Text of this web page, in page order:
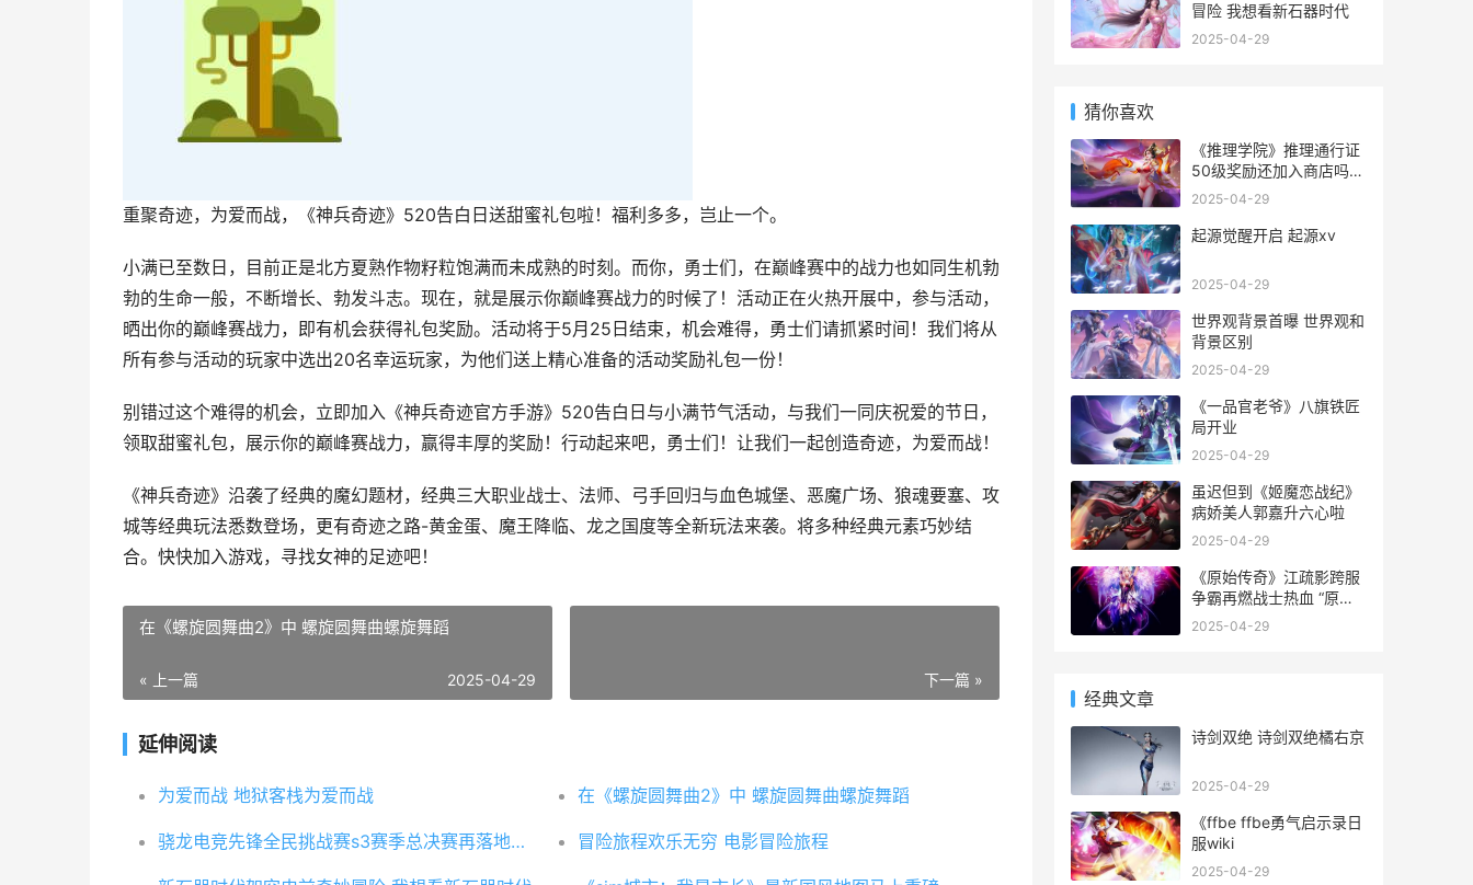
重聚奇迹，为爱而战，《神兵奇迹》520告白日送甜蜜礼包啦！福利多多，岂止一个。
小满已至数日，目前正是北方夏熟作物籽粒饱满而未成熟的时刻。而你，勇士们，在巅峰赛中的战力也如同生机勃
勃的生命一般，不断增长、勃发斗志。现在，就是展示你巅峰赛战力的时候了！活动正在火热开展中，参与活动，
晒出你的巅峰赛战力，即有机会获得礼包奖励。活动将于5月25日结束，机会难得，勇士们请抓紧时间！我们将从
所有参与活动的玩家中选出20名幸运玩家，为他们送上精心准备的活动奖励礼包一份！
别错过这个难得的机会，立即加入《神兵奇迹官方手游》520告白日与小满节气活动，与我们一同庆祝爱的节日，
领取甜蜜礼包，展示你的巅峰赛战力，赢得丰厚的奖励！行动起来吧，勇士们！让我们一起创造奇迹，为爱而战！
《神兵奇迹》沿袭了经典的魔幻题材，经典三大职业战士、法师、弓手回归与血色城堡、恶魔广场、狼魂要塞、攻
城等经典玩法悉数登场，更有奇迹之路-黄金蛋、魔王降临、龙之国度等全新玩法来袭。将多种经典元素巧妙结
合。快快加入游戏，寻找女神的足迹吧！
在《螺旋圆舞曲2》中 螺旋圆舞曲螺旋舞蹈
« 上一篇 2025-04-29 下一篇 »
延伸阅读
为爱而战 地狱客栈为爱而战 在《螺旋圆舞曲2》中 螺旋圆舞曲螺旋舞蹈
骁龙电竞先锋全民挑战赛s3赛季总决赛再落地成都 冒险旅程欢乐无穷 电影冒险旅程
冒险 我想看新石器时代
2025-04-29
猜你喜欢
《推理学院》推理通行证
50级奖励还加入商店吗
推理学院好玩吗
2025-04-29
起源觉醒开启 起源xv
2025-04-29
世界观背景首曝 世界观和
背景区别
2025-04-29
《一品官老爷》八旗铁匠
局开业
2025-04-29
虽迟但到《姬魔恋战纪》
病娇美人郭嘉升六心啦
2025-04-29
《原始传奇》江疏影跨服
争霸再燃战士热血 “原始
传奇”
2025-04-29
经典文章
诗剑双绝 诗剑双绝橘右京
2025-04-29
《ffbe ffbe勇气启示录日
服wiki
2025-04-29